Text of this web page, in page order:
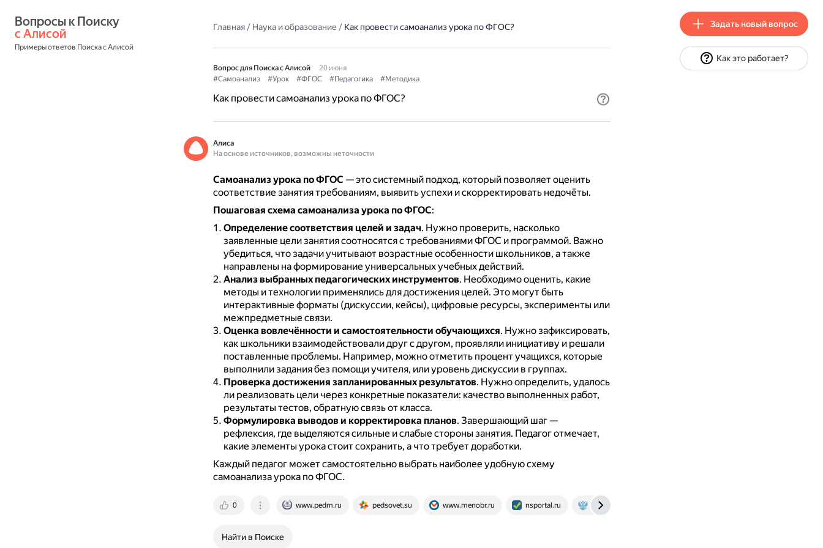
с Алисой
Примеры ответов Поиска с Алисой
Главная/ Наука и образование / Как провести самоанализ урока по ФГОС?
Вопрос для Поиска с Алисой
20 июня
#Самоанализ
#Урок #ФГОС #Педагогика #Методика
Как провести самоанализ урока по ФГОС?
Алиса
На основе источников, возможны неточности
Самоанализ урока по ФГОС — это системный подход, который позволяет оценить
соответствие занятия требованиям, выявить успехи и скорректировать недочёты.
Пошаговая схема самоанализа урока по ФГОС:
Определение соответствия целей и задач. Нужно проверить, насколько
заявленные цели занятия соотносятся с требованиями ФГОС и программой. Важно
убедиться, что задачи учитывают возрастные особенности школьников, а также
направлены на формирование универсальных учебных действий.
Анализ выбранных педагогических инструментов. Необходимо оценить, какие
методы и технологии применялись для достижения целей. Это могут быть
интерактивные форматы (дискуссии, кейсы), цифровые ресурсы, эксперименты или
межпредметные связи.
Оценка вовлечённости и самостоятельности обучающихся. Нужно зафиксировать,
как школьники взаимодействовали друг с другом, проявляли инициативу и решали
поставленные проблемы. Например, можно отметить процент учащихся, которые
выполнили задания без помощи учителя, или уровень дискуссии в группах.
Проверка достижения запланированных результатов. Нужно определить, удалось
ли реализовать цели через конкретные показатели: качество выполненных работ,
результаты тестов, обратную связь от класса.
Формулировка выводов и корректировка планов. Завершающий шаг —
рефлексия, где выделяются сильные и слабые стороны занятия. Педагог отмечает,
какие элементы урока стоит сохранить, а что требует доработки.
Каждый педагог может самостоятельно выбрать наиболее удобную схему
самоанализа урока по ФГОС.
0 www.pedm.ru pedsovet.su www.menobr.ru nsportal.ru senl-surgut.gosuslugi.ru
Найти в Поиске
Задать новый вопрос
Как это работает?